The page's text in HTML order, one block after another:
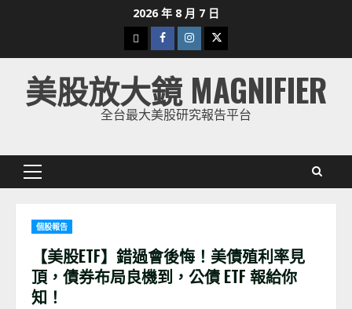
2026 年 8 月 7 日
下
載
美
股
Facebook
Instagram
Twitter
美股放大鏡 MAGNIFIER
全台最大美股研究報告平台
Primary
個股報告
【美股ETF】錯過會後悔！美債殖利率見
頂，債券布局良機到，公債 ETF 報給你
知！